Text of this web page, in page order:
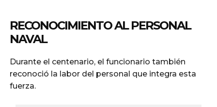
RECONOCIMIENTO AL PERSONAL
NAVAL
Durante el centenario, el funcionario también
reconoció la labor del personal que integra esta
fuerza.